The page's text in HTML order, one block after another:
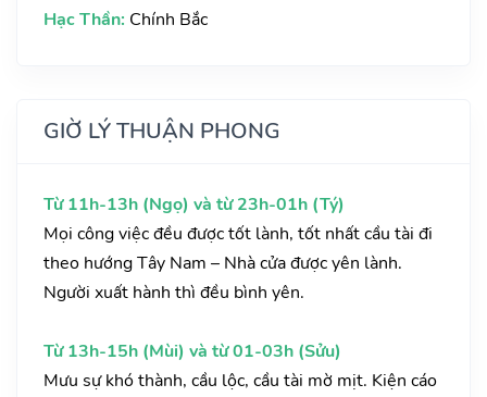
Hạc Thần: Chính Bắc
GIỜ LÝ THUẬN PHONG
Từ 11h-13h (Ngọ) và từ 23h-01h (Tý)
Mọi công việc đều được tốt lành, tốt nhất cầu tài đi
theo hướng Tây Nam – Nhà cửa được yên lành.
Người xuất hành thì đều bình yên.
Từ 13h-15h (Mùi) và từ 01-03h (Sửu)
Mưu sự khó thành, cầu lộc, cầu tài mờ mịt. Kiện cáo